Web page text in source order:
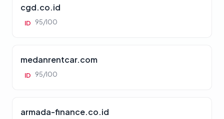
cgd.co.id
ID 95/100
medanrentcar.com
ID 95/100
armada-finance.co.id